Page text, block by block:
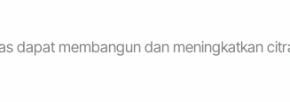
dapat membangun dan meningkatkan